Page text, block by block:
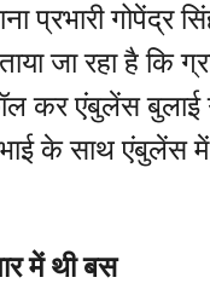
प्रभारी
जा रहा है कि
कर एंबुलेंस
के साथ एंबुलेंस
में थी बस